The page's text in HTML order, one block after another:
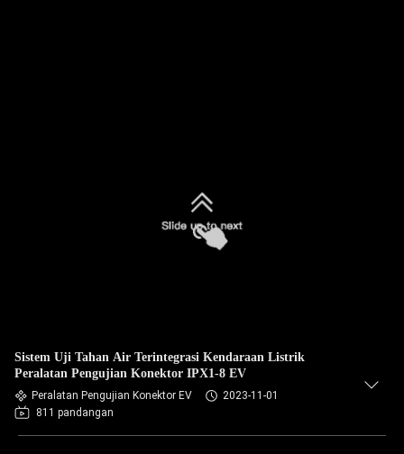
Sistem Uji Tahan Air Terintegrasi Kendaraan Listrik
Peralatan Pengujian Konektor IPX1-8 EV
Peralatan Pengujian Konektor EV
2023-11-01
811 pandangan